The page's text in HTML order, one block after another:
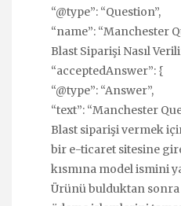
“@type”: “Question”,
“name”: “Manchester
Blast Siparişi Nasıl
“acceptedAnswer”: {
“@type”: “Answer”,
“text”: “Manchester
Blast siparişi vermek
bir e-ticaret sitesine
kısmına model ismini
Ürünü bulduktan sonra